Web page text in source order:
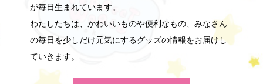
が毎日生まれています。
わたしたちは、かわいいものや便利なもの、みなさん
の毎日を少しだけ元気にするグッズの情報をお届けし
ていきます。